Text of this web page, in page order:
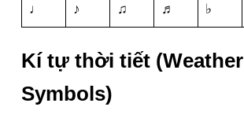
♩ ♪ ♫ ♬ ♭
Kí tự thời tiết (Weather
Symbols)